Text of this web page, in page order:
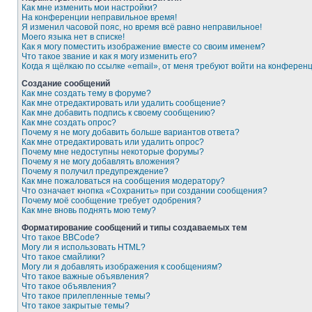
Как мне изменить мои настройки?
На конференции неправильное время!
Я изменил часовой пояс, но время всё равно неправильное!
Моего языка нет в списке!
Как я могу поместить изображение вместе со своим именем?
Что такое звание и как я могу изменить его?
Когда я щёлкаю по ссылке «email», от меня требуют войти на
Создание сообщений
Как мне создать тему в форуме?
Как мне отредактировать или удалить сообщение?
Как мне добавить подпись к своему сообщению?
Как мне создать опрос?
Почему я не могу добавить больше вариантов ответа?
Как мне отредактировать или удалить опрос?
Почему мне недоступны некоторые форумы?
Почему я не могу добавлять вложения?
Почему я получил предупреждение?
Как мне пожаловаться на сообщения модератору?
Что означает кнопка «Сохранить» при создании сообщения?
Почему моё сообщение требует одобрения?
Как мне вновь поднять мою тему?
Форматирование сообщений и типы создаваемых тем
Что такое BBCode?
Могу ли я использовать HTML?
Что такое смайлики?
Могу ли я добавлять изображения к сообщениям?
Что такое важные объявления?
Что такое объявления?
Что такое прилепленные темы?
Что такое закрытые темы?